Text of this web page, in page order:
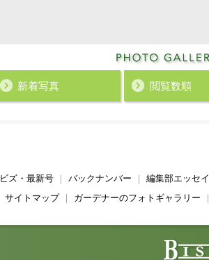
新着写真 閲覧数順
ビズ・最新号｜ バックナンバー 編集部エッセイ
サイトマップ｜ ガーデナーのフォトギャラリー